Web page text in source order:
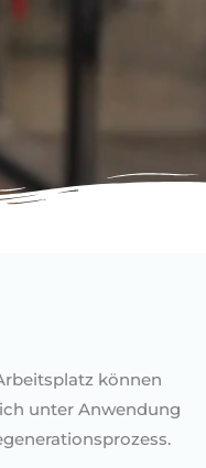
können
unter Anwendung